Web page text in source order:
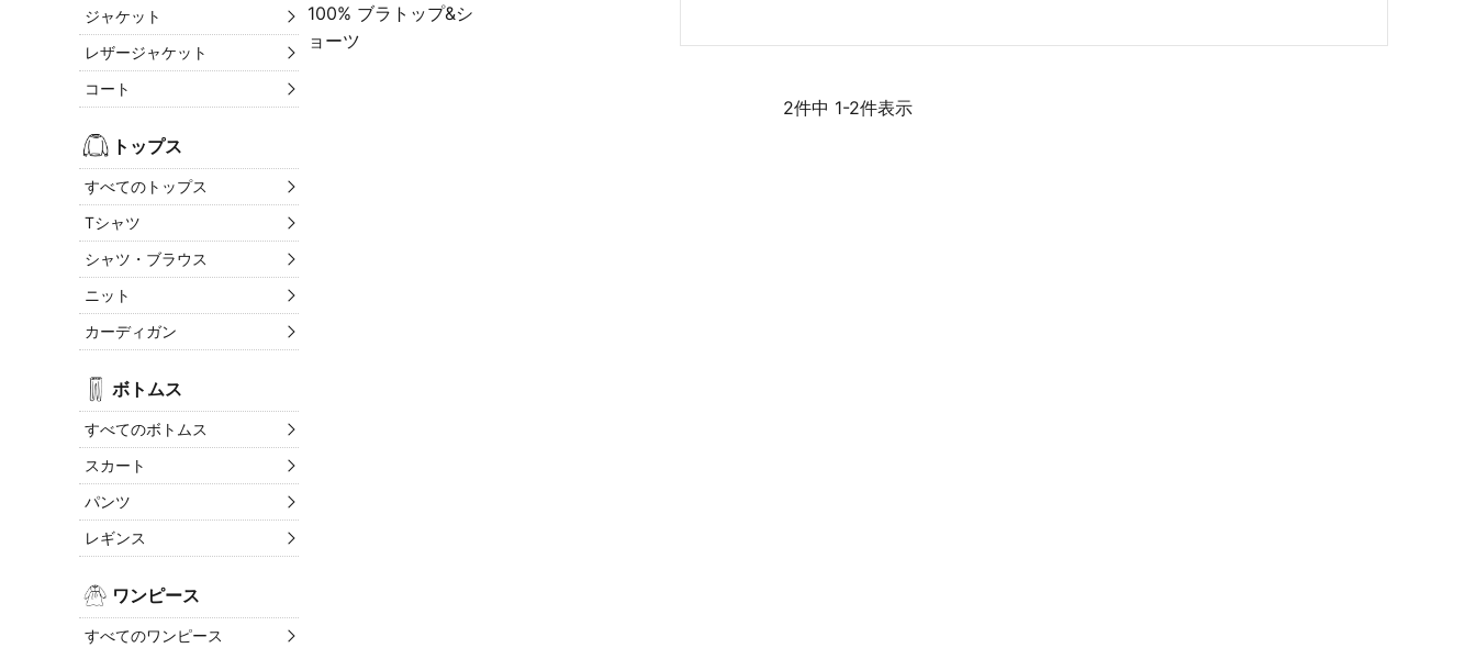
ジャケット
レザージャケット
コート
トップス
すべてのトップス
Tシャツ
シャツ・ブラウス
ニット
カーディガン
ボトムス
すべてのボトムス
スカート
パンツ
レギンス
ワンピース
すべてのワンピース
100% ブラトップ&シ
ョーツ
2件中 1-2件表示